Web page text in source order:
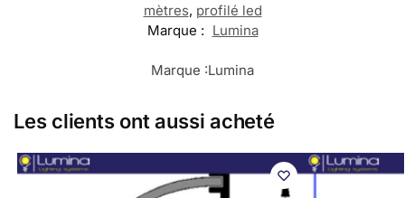
mètres, profilé led
Marque : Lumina
Marque :Lumina
Les clients ont aussi acheté